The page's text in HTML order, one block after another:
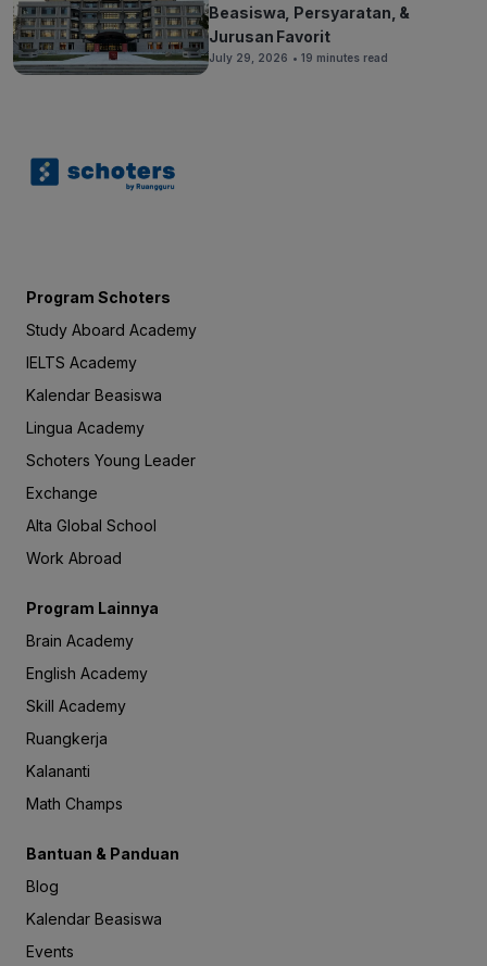
Beasiswa, Persyaratan, &
Jurusan Favorit
July 29, 2026 • 19 minutes read
Program Schoters
Study Aboard Academy
IELTS Academy
Kalendar Beasiswa
Lingua Academy
Schoters Young Leader
Exchange
Alta Global School
Work Abroad
Program Lainnya
Brain Academy
English Academy
Skill Academy
Ruangkerja
Kalananti
Math Champs
Bantuan & Panduan
Blog
Kalendar Beasiswa
Events